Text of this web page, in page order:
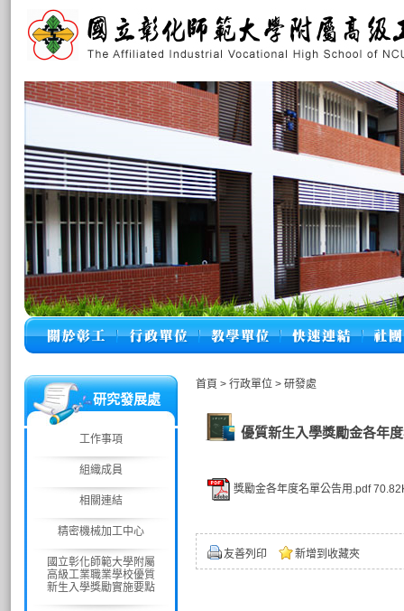
研究發展處
工作事項
組織成員
相關連結
精密機械加工中心
國立彰化師範大學附屬
高級工業職業學校優質
新生入學獎勵實施要點
首頁 > 行政單位 > 研發處
優質新生入學獎勵金各年
獎勵金各年度名單公告用.pdf
友善列印 新增到收藏夾